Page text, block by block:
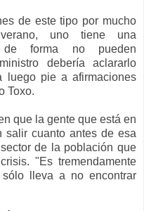
de este tipo por mucho
uno tiene una
de forma no pueden
debería aclararlo
luego pie a afirmaciones
Toxo.
que la gente que está en
cuanto antes de esa
de la población que
"Es tremendamente
lleva a no encontrar